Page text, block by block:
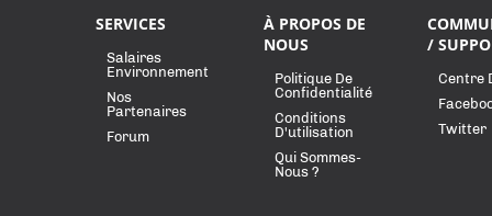
SERVICES
Salaires
Environnement
Nos
Partenaires
Forum
À PROPOS DE
NOUS
Politique De
Confidentialité
Conditions
D'utilisation
Qui Sommes-
Nous ?
/
Centre
Twitter